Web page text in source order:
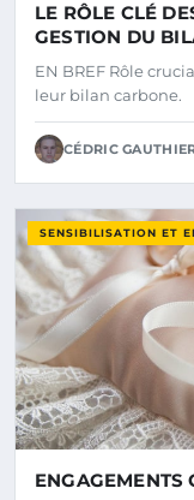
LE RÔLE CLÉ
GESTION DU
EN BREF Rôle
leur bilan carbone.
CÉDRIC
SENSIBILISATION ET
ENGAGEMENTS